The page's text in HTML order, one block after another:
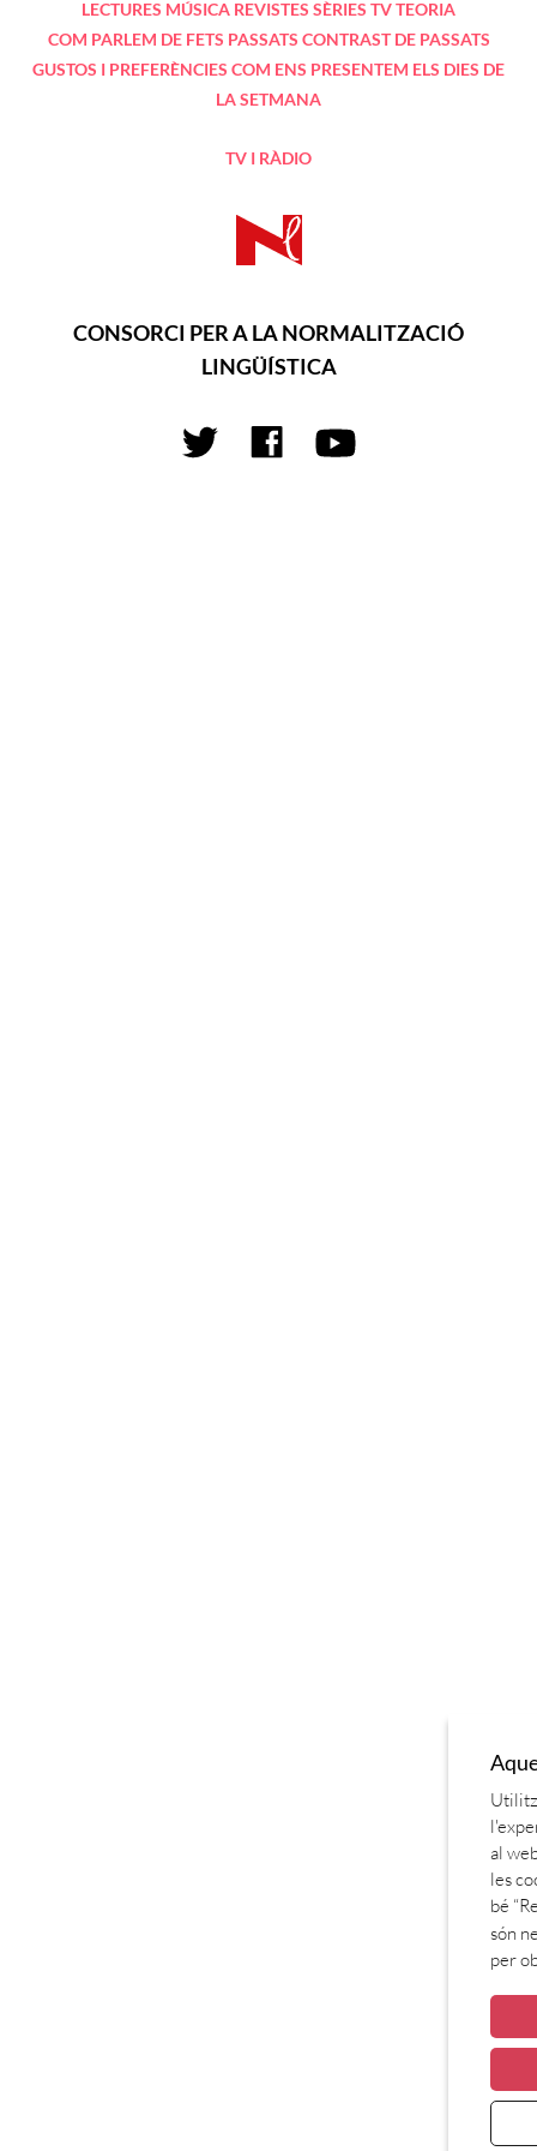
LECTURES MÚSICA REVISTES SÈRIES TVTEORIA
COM PARLEM DE FETS PASSATS CONTRAST DE PASSATS
GUSTOS I PREFERÈNCIES COM ENS PRESENTEM ELS DIES DE
LA SETMANA
TV I RÀDIO
CONSORCI PER A LA NORMALITZACIÓ
LINGÜÍSTICA
al
les
bé
són
per